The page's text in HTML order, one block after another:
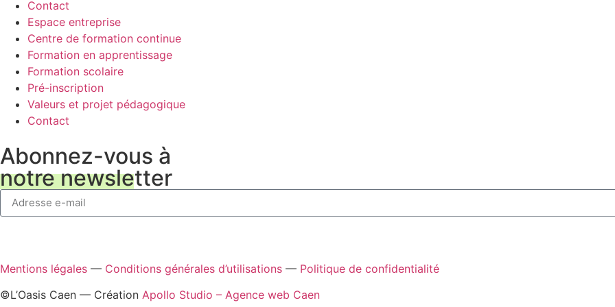
Contact
Espace entreprise
Centre de formation continue
Formation en apprentissage
Formation scolaire
Pré-inscription
Valeurs et projet pédagogique
Contact
Abonnez-vous à
notre newsletter
Mentions légales — Conditions générales d’utilisations — Politique de confidentialité
©L’Oasis Caen — Création Apollo Studio – Agence web Caen